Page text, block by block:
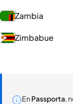
Zambia
Zimbabue
En Passporta,